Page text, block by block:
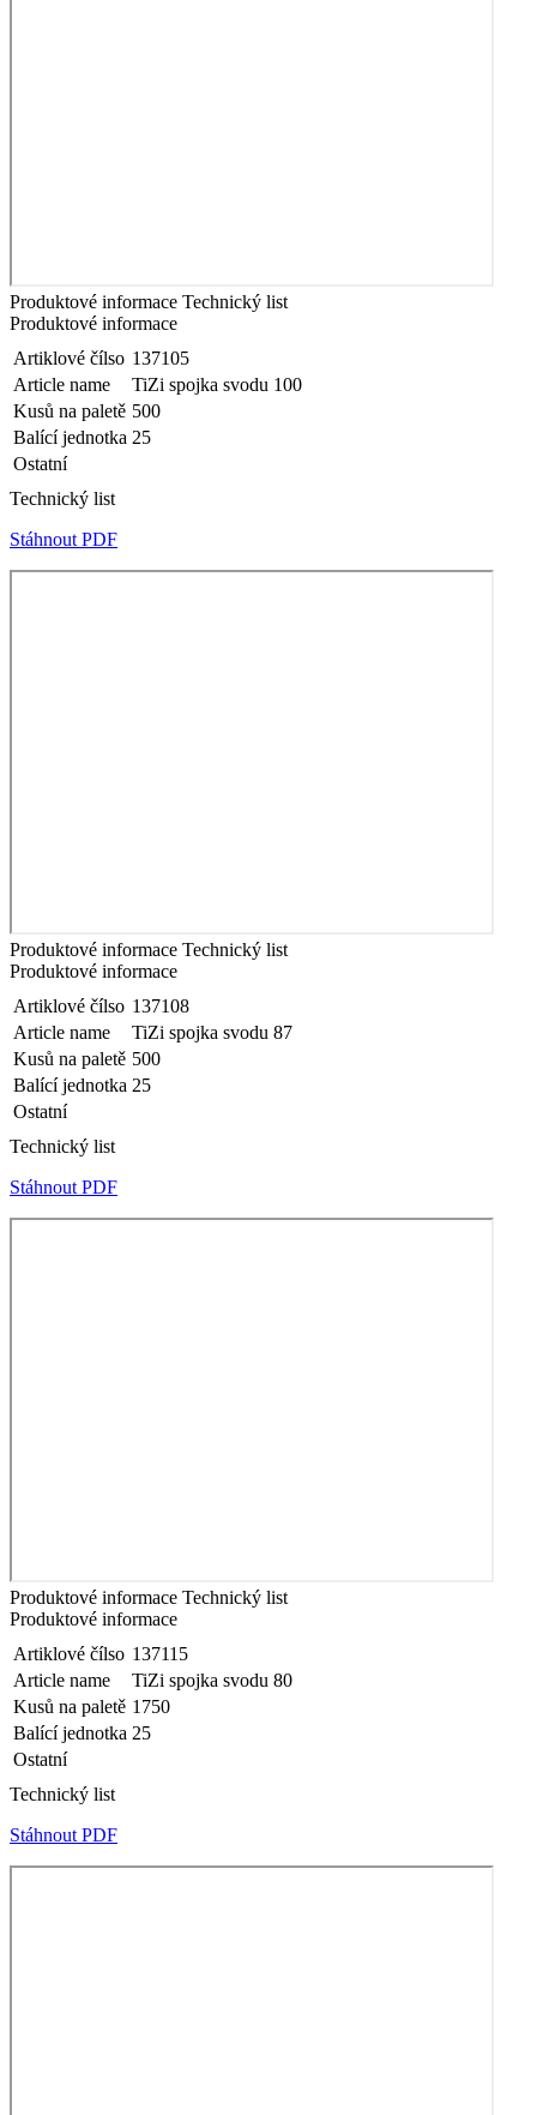
Produktové informace Technický list
Produktové informace
Artiklové čílso 137105
Article name
TiZi spojka svodu 100
Kusů na paletě 500
Balící jednotka 25
Ostatní
Technický list
Stáhnout PDF
Produktové informace Technický list
Produktové informace
Artiklové čílso 137108
Article name
TiZi spojka svodu 87
Kusů na paletě 500
Balící jednotka 25
Ostatní
Technický list
Stáhnout PDF
Produktové informace Technický list
Produktové informace
Artiklové čílso 137115
Article name
TiZi spojka svodu 80
Kusů na paletě 1750
Balící jednotka 25
Ostatní
Technický list
Stáhnout PDF